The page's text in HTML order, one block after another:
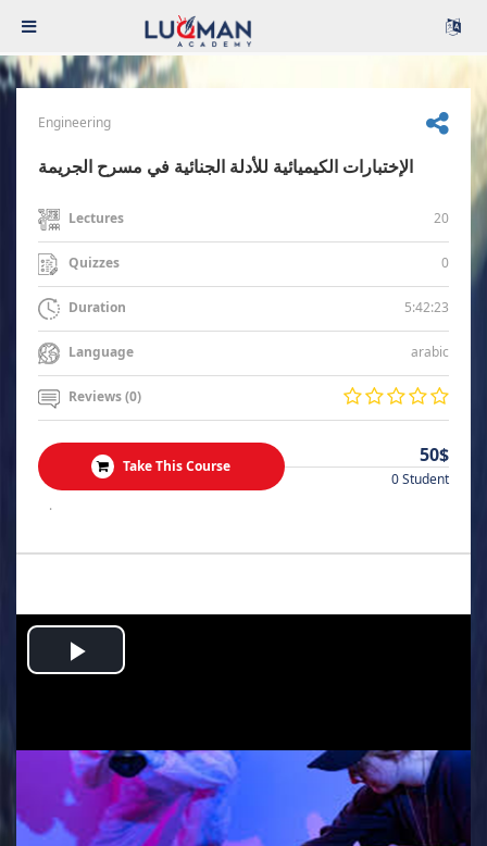
Engineering
الإختبارات الكيميائية للأدلة الجنائية في مسرح الجريمة
Lectures 20
Quizzes 0
Duration 5:42:23
Language arabic
Reviews (0)
Take This Course 50$
0 Student
.
Play